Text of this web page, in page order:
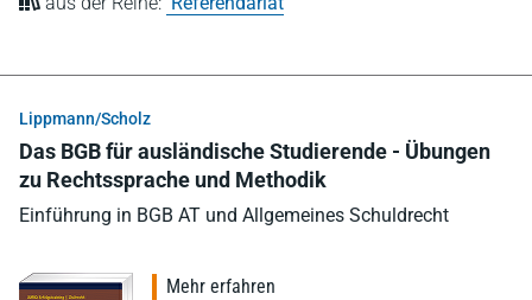
Lippmann/Scholz
Das BGB für ausländische Studierende - Übungen
zu Rechtssprache und Methodik
Einführung in BGB AT und Allgemeines Schuldrecht
Mehr erfahren